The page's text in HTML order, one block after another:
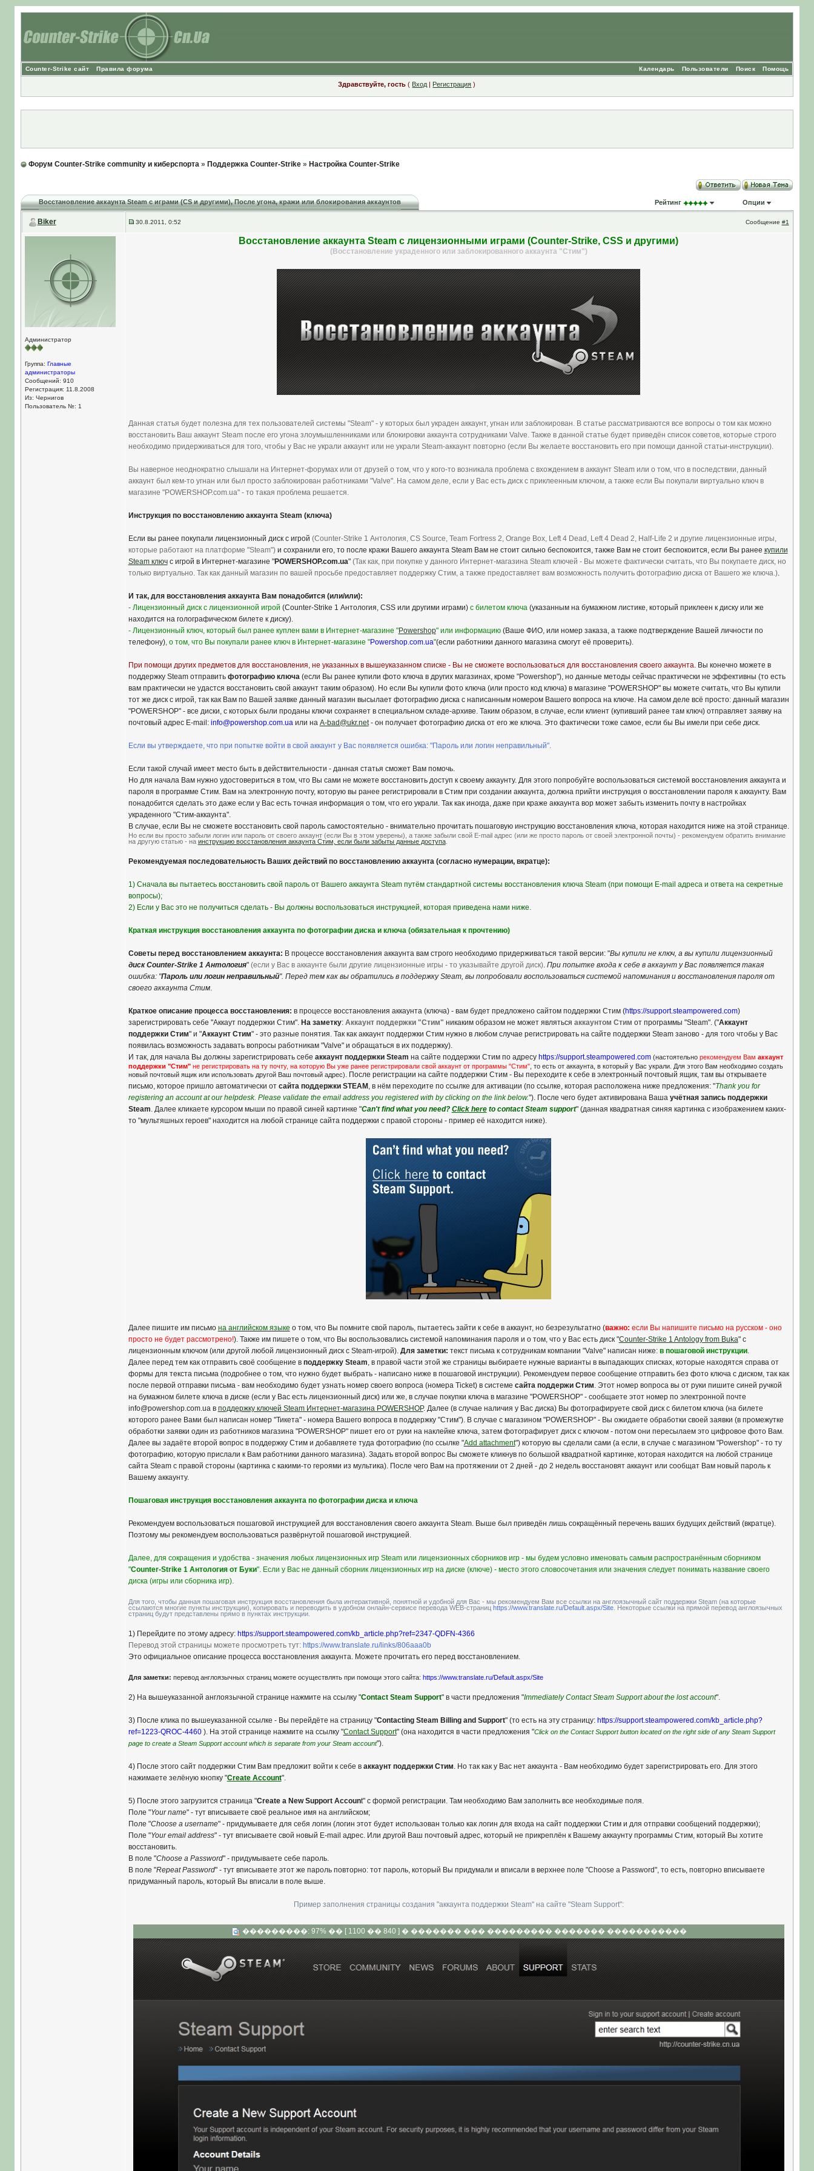
Counter-Strike сайт Правила форума Помощь
Поиск
Пользователи
Календарь
Здравствуйте, гость ( Вход | Регистрация )
Форум Counter-Strike community и киберспорта» Поддержка Counter-Strike» Настройка Counter-Strike
Восстановление аккаунта Steam с играми (CS и другими), После угона, кражи или блокирования аккаунтов Рейтинг Опции
Biker 30.8.2011, 0:52 Сообщение #1
Администратор
Группа: Главные
администраторы
Сообщений: 910
Регистрация: 11.8.2008
Из: Чернигов
Пользователь №: 1
Восстановление аккаунта Steam с лицензионными играми (Counter-Strike, CSS и другими)
(Восстановление украденного или заблокированного аккаунта "Стим")
Данная статья будет полезна для тех пользователей системы "Steam" - у которых был украден аккаунт, угнан или заблокирован. В статье рассматриваются все вопросы о том как можно
восстановить Ваш аккаунт Steam после его угона злоумышленниками или блокировки аккаунта сотрудниками Valve. Также в данной статье будет приведён список советов, которые строго
необходимо придерживаться для того, чтобы у Вас не украли аккаунт или не украли Steam-аккаунт повторно (если Вы желаете восстановить его при помощи данной статьи-инструкции).
Вы наверное неоднократно слышали на Интернет-форумах или от друзей о том, что у кого-то возникала проблема с вхождением в аккаунт Steam или о том, что в последствии, данный
аккаунт был кем-то угнан или был просто заблокирован работниками "Valve". На самом деле, если у Вас есть диск с приклеенным ключом, а также если Вы покупали виртуально ключ в
магазине "POWERSHOP.com.ua" - то такая проблема решается.
Инструкция по восстановлению аккаунта Steam (ключа)
Если вы ранее покупали лицензионный диск с игрой (Counter-Strike 1 Антология, CS Source, Team Fortress 2, Orange Box, Left 4 Dead, Left 4 Dead 2, Half-Life 2 и другие лицензионные игры,
которые работают на платформе "Steam")и сохранили его, то после кражи Вашего аккаунта Steam Вам не стоит сильно беспокоится, также Вам не стоит беспокоится, если Вы ранее купили
Steam ключс игрой в Интернет-магазине "POWERSHOP.com.ua" (Так как, при покупке у данного Интернет-магазина Steam ключей - Вы можете фактически считать, что Вы покупаете диск, но
только виртуально. Так как данный магазин по вашей просьбе предоставляет поддержку Стим, а также предоставляет вам возможность получить фотографию диска от Вашего же ключа.).
И так, для восстановления аккаунта Вам понадобится (или/или):
- Лицензионный диск с лицензионной игрой (Counter-Strike 1 Антология, CSS или другими играми) с билетом ключа(указанным на бумажном листике, который приклеен к диску или же
находится на голографическом билете к диску).
- Лицензионный ключ, который был ранее куплен вами в Интернет-магазине "Powershop" или информацию (Ваше ФИО, или номер заказа, а также подтверждение Вашей личности по
телефону), о том, что Вы покупали ранее ключ в Интернет-магазине "Powershop.com.ua"(если работники данного магазина смогут её проверить).
При помощи других предметов для восстановления, не указанных в вышеуказанном списке - Вы не сможете воспользоваться для восстановления своего аккаунта.Вы конечно можете в
поддержку Steam отправить фотографию ключа(если Вы ранее купили фото ключа в других магазинах, кроме "Powershop"), но данные методы сейчас практически не эффективны (то есть
вам практически не удастся восстановить свой аккаунт таким образом). Но если Вы купили фото ключа (или просто код ключа) в магазине "POWERSHOP" вы можете считать, что Вы купили
тот же диск с игрой, так как Вам по Вашей заявке данный магазин высылает фотографию диска с написанным номером Вашего вопроса на ключе. На самом деле всё просто: данный магазин
"POWERSHOP" - все диски, с которых были проданы ключи сохраняет в специальном складе-архиве. Таким образом, в случае, если клиент (купивший ранее там ключ) отправляет заявку на
почтовый адрес E-mail: info@powershop.com.uaили на A-bad@ukr.net- он получает фотографию диска от его же ключа. Это фактически тоже самое, если бы Вы имели при себе диск.
Если вы утверждаете, что при попытке войти в свой аккаунт у Вас появляется ошибка: "Пароль или логин неправильный".
Если такой случай имеет место быть в действительности - данная статья сможет Вам помочь.
Но для начала Вам нужно удостовериться в том, что Вы сами не можете восстановить доступ к своему аккаунту. Для этого попробуйте воспользоваться системой восстановления аккаунта и
пароля в программе Стим. Вам на электронную почту, которую вы ранее регистрировали в Стим при создании аккаунта, должна прийти инструкция о восстановлении пароля к аккаунту. Вам
понадобится сделать это даже если у Вас есть точная информация о том, что его украли. Так как иногда, даже при краже аккаунта вор может забыть изменить почту в настройках
украденного "Стим-аккаунта".
В случае, если Вы не сможете восстановить свой пароль самостоятельно - внимательно прочитать пошаговую инструкцию восстановления ключа, которая находится ниже на этой странице.
Но если вы просто забыли логин или пароль от своего аккаунт (если Вы в этом уверены), а также забыли свой E-mail адрес (или же просто пароль от своей электронной почты) - рекомендуем обратить внимание
на другую статью - на инструкцию восстановления аккаунта Стим, если были забыты данные доступа.
Рекомендуемая последовательность Ваших действий по восстановлению аккаунта (согласно нумерации, вкратце):
1) Сначала вы пытаетесь восстановить свой пароль от Вашего аккаунта Steam путём стандартной системы восстановления ключа Steam (при помощи E-mail адреса и ответа на секретные
вопросы);
2) Если у Вас это не получиться сделать - Вы должны воспользоваться инструкцией, которая приведена нами ниже.
Краткая инструкция восстановления аккаунта по фотографии диска и ключа (обязательная к прочтению)
Советы перед восстановлением аккаунта: В процессе восстановления аккаунта вам строго необходимо придерживаться такой версии: "Вы купили не ключ, а вы купили лицензионный
диск Counter-Strike 1 Антология" (если у Вас в аккаунте были другие лицензионные игры - то указывайте другой диск). При попытке входа к себе в аккаунт у Вас появляется такая
ошибка: "Пароль или логин неправильный". Перед тем как вы обратились в поддержку Steam, вы попробовали воспользоваться системой напоминания и восстановления пароля от
своего аккаунта Стим.
Краткое описание процесса восстановления: в процессе восстановления аккаунта (ключа) - вам будет предложено сайтом поддержки Стим (https://support.steampowered.com)
зарегистрировать себе "Аккаут поддержки Стим". На заметку: Аккаунт поддержки "Стим" никаким образом не может являться аккаунтом Стим от программы "Steam". ("Аккаунт
поддержки Cтим" и "Аккаунт Cтим" - это разные понятия. Так как аккаунт поддержки Стим нужно в любом случае регистрировать на сайте поддержки Steam заново - для того чтобы у Вас
появилась возможность задавать вопросы работникам "Valve" и обращаться в их поддержку).
И так, для начала Вы должны зарегистрировать себе аккаунт поддержки Steam на сайте поддержки Стим по адресу https://support.steampowered.com (настоятельно рекомендуем Вам аккаунт
поддержки "Стим"не регистрировать на ту почту, на которую Вы уже ранее регистрировали свой аккаунт от программы "Стим", то есть от аккаунта, в который у Вас украли. Для этого Вам необходимо создать
новый почтовый ящик или использовать другой Ваш почтовый адрес). После регистрации на сайте поддержки Стим - Вы переходите к себе в электронный почтовый ящик, там вы открываете
письмо, которое пришло автоматически от сайта поддержки STEAM , в нём переходите по ссылке для активации (по ссылке, которая расположена ниже предложения: "Thank you for
registering an account at our helpdesk. Please validate the email address you registered with by clicking on the link below."). После чего будет активирована Ваша учётная запись поддержки
Steam. Далее кликаете курсором мыши по правой синей картинке "Can't find what you need? Click hereto contact Steam support" (данная квадратная синяя картинка с изображением каких-
то "мультяшных героев" находится на любой странице сайта поддержки с правой стороны - пример её находится ниже).
Далее пишите им письмо на английском языке о том, что Вы помните свой пароль, пытаетесь зайти к себе в аккаунт, но безрезультатно (важно: если Вы напишите письмо на русском - оно
просто не будет рассмотрено!). Также им пишете о том, что Вы воспользовались системой напоминания пароля и о том, что у Вас есть диск "Counter-Strike 1 Antology from Buka" с
лицензионным ключом (или другой любой лицензионный диск с Steam-игрой). Для заметки: текст письма к сотрудникам компании "Valve" написан ниже: в пошаговой инструкции.
Далее перед тем как отправить своё сообщение в поддержку Steam, в правой части этой же страницы выбираете нужные варианты в выпадающих списках, которые находятся справа от
формы для текста письма (подробнее о том, что нужно будет выбрать - написано ниже в пошаговой инструкции). Рекомендуем первое сообщение отправить без фото ключа с диском, так как
после первой отправки письма - вам необходимо будет узнать номер своего вопроса (номера Ticket) в системе сайта поддержи Стим. Этот номер вопроса вы от руки пишите синей ручкой
на бумажном билете ключа в диске (если у Вас есть лицензионный диск) или же, в случае покупки ключа в магазине "POWERSHOP" - сообщаете этот номер по электронной почте
info@powershop.com.ua в поддержку ключей Steam Интернет-магазина POWERSHOP. Далее (в случае наличия у Вас диска) Вы фотографируете свой диск с билетом ключа (на билете
которого ранее Вами был написан номер "Тикета" - номера Вашего вопроса в поддержку "Стим"). В случае с магазином "POWERSHOP" - Вы ожидаете обработки своей заявки (в промежутке
обработки заявки один из работников магазина "POWERSHOP" пишет его от руки на наклейке ключа, затем фотографирует диск с ключом - потом они пересылаем это цифровое фото Вам.
Далее вы задаёте второй вопрос в поддержку Стим и добавляете туда фотографию (по ссылке "Add attachment") которую вы сделали сами (а если, в случае с магазином "Powershop" - то ту
фотографию, которую прислали к Вам работники данного магазина). Задать второй вопрос Вы сможете кликнув по большой квадратной картинке, которая находится на любой странице
сайта Steam с правой стороны (картинка с какими-то героями из мультика). После чего Вам на протяжении от 2 дней - до 2 недель восстановят аккаунт или сообщат Вам новый пароль к
Вашему аккаунту.
Пошаговая инструкция восстановления аккаунта по фотографии диска и ключа
Рекомендуем воспользоваться пошаговой инструкцией для восстановления своего аккаунта Steam. Выше был приведён лишь сокращённый перечень ваших будущих действий (вкратце).
Поэтому мы рекомендуем воспользоваться развёрнутой пошаговой инструкцией.
Далее, для сокращения и удобства - значения любых лицензионных игр Steam или лицензионных сборников игр - мы будем условно именовать самым распространённым сборником
"Counter-Strike 1 Антология от Буки". Если у Вас не данный сборник лицензионных игр на диске (ключе) - место этого словосочетания или значения следует понимать название своего
диска (игры или сборника игр).
Для того, чтобы данная пошаговая инструкция восстановления была интерактивной, понятной и удобной для Вас - мы рекомендуем Вам все ссылки на англоязычный сайт поддержки Steam (на которые
ссылаются многие пункты инструкции), копировать и переводить в удобном онлайн-сервисе перевода WEB-страниц https://www.translate.ru/Default.aspx/Site. Некоторые ссылки на прямой перевод англоязычных
страниц будут представлены прямо в пунктах инструкции.
1) Перейдите по этому адресу: https://support.steampowered.com/kb_article.php?ref=2347-QDFN-4366
Перевод этой страницы можете просмотреть тут: https://www.translate.ru/links/806aaa0b
Это официальное описание процесса восстановления аккаунта. Можете прочитать его перед восстановлением.
Для заметки: перевод англоязычных страниц можете осуществлять при помощи этого сайта: https://www.translate.ru/Default.aspx/Site
2) На вышеуказанной англоязычной странице нажмите на ссылку "Contact Steam Support" в части предложения "Immediately Contact Steam Support about the lost account".
3) После клика по вышеуказанной ссылке - Вы перейдёте на страницу "Contacting Steam Billing and Support" (то есть на эту страницу: https://support.steampowered.com/kb_article.php?
ref=1223-QROC-4460). На этой странице нажмите на ссылку "Contact Support" (она находится в части предложения "Click on the Contact Support button located on the right side of any Steam Support
page to create a Steam Support account which is separate from your Steam account").
4) После этого сайт поддержки Стим Вам предложит войти к себе в аккаунт поддержки Стим. Но так как у Вас нет аккаунта - Вам необходимо будет зарегистрировать его. Для этого
нажимаете зелёную кнопку "Create Account".
5) После этого загрузится страница "Create a New Support Account" с формой регистрации. Там необходимо Вам заполнить все необходимые поля.
Поле "Your name" - тут вписываете своё реальное имя на английском;
Поле "Choose a username" - придумываете для себя логин (логин этот будет использован только как логин для входа на сайт поддержки Стим и для отправки сообщений поддержки);
Поле "Your email address" - тут вписываете свой новый E-mail адрес. Или другой Ваш почтовый адрес, который не прикреплён к Вашему аккаунту программы Стим, который Вы хотите
восстановить.
В поле "Choose a Password" - придумываете себе пароль.
В поле "Repeat Password" - тут вписываете этот же пароль повторно: тот пароль, который Вы придумали и вписали в верхнее поле "Choose a Password", то есть, повторно вписываете
придуманный пароль, который Вы вписали в поле выше.
Пример заполнения страницы создания "аккаунта поддержки Steam" на сайте "Steam Support":
���������: 97% �� [ 1100 �� 840 ] � ������� ��� ��������� ������� �����������